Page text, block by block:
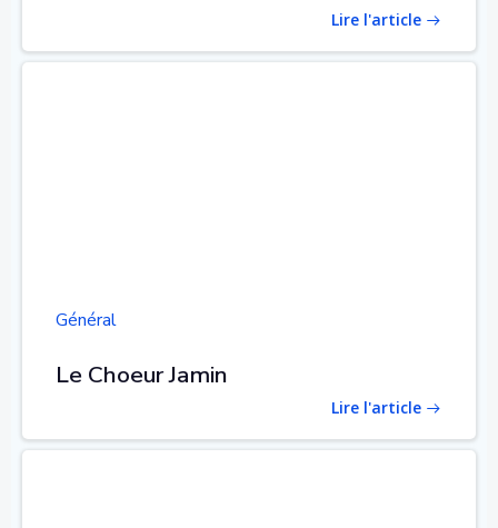
Lire l'article
Général
Le Choeur Jamin
Lire l'article